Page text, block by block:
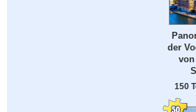
der
150